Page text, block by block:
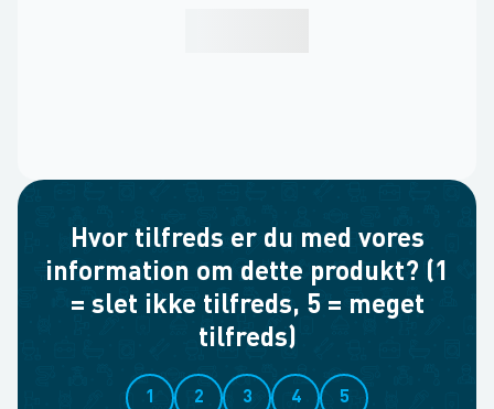
Hvor tilfreds er du med vores
information om dette produkt? (1
= slet ikke tilfreds, 5 = meget
tilfreds)
1 2 3 4 5